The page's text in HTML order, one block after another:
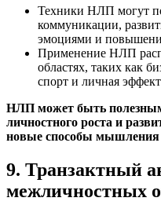
Техники НЛП могут
коммуникации,
эмоциями и
Применение НЛП
областях, таких как
спорт и личная
НЛП может быть
личностного роста и
новые способы мышления
9. Транзактный
межличностных